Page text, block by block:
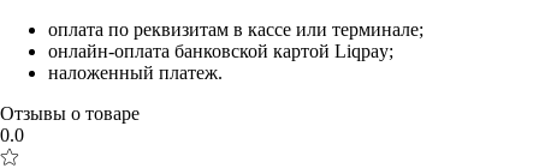
оплата по реквизитам в кассе или терминале;
онлайн-оплата банковской картой Liqpay;
наложенный платеж.
Отзывы о товаре
0.0